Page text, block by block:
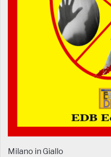
Milano in Giallo